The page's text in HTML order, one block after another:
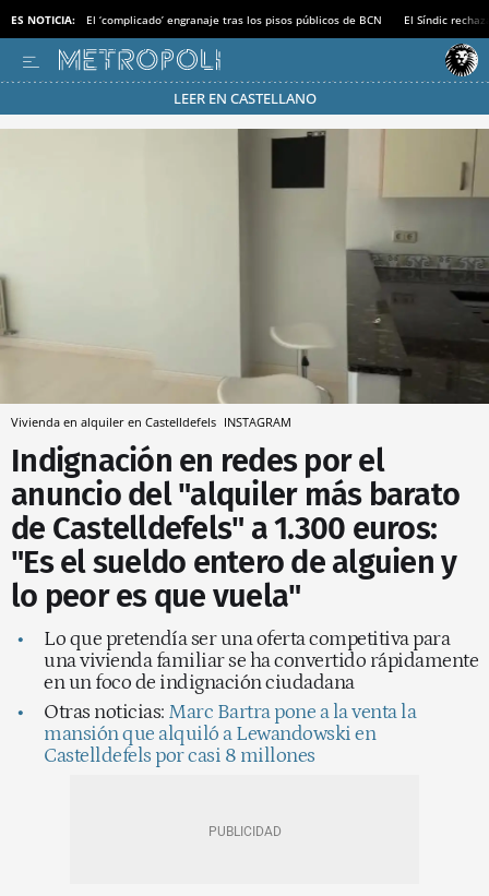
ES NOTICIA: El ‘complicado’ engranaje tras los pisos públicos de BCN El Síndic
LEER EN CASTELLANO
Pásate al MODO AHORRO
Vivienda en alquiler en Castelldefels INSTAGRAM
Indignación en redes por el
anuncio del "alquiler más barato
de Castelldefels" a 1.300 euros:
"Es el sueldo entero de alguien y
lo peor es que vuela"
Lo que pretendía ser una oferta competitiva para
una vivienda familiar se ha convertido rápidamente
en un foco de indignación ciudadana
Otras noticias: Marc Bartra pone a la venta la
mansión que alquiló a Lewandowski en
Castelldefels por casi 8 millones